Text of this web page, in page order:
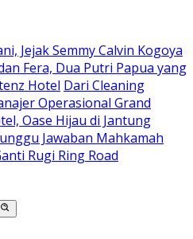
Jejak Semmy Calvin Kogoya
Fera, Dua Putri Papua yang
Hotel Dari Cleaning
Operasional Grand
Oase Hijau di Jantung
Jawaban Mahkamah
Rugi Ring Road